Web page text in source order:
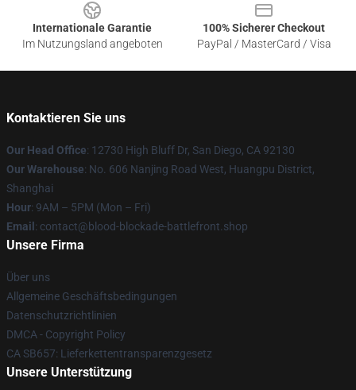
Internationale Garantie
Im Nutzungsland angeboten
100% Sicherer Checkout
PayPal / MasterCard / Visa
Kontaktieren Sie uns
Our Head Office: 12730 High Bluff Dr, San Diego, CA 92130
Our Warehouse: No. 606 Nanjing Road West, Huangpu District,
Shanghai
Hour: 9AM – 5PM (Mon – Fri)
Email : contact@blood-blockade-battlefront.shop
Unsere Firma
Über uns
Allgemeine Geschäftsbedingungen
Datenschutzrichtlinien
DMCA - Copyright Policy
CA SB657: Lieferkettentransparenzgesetz
Unsere Unterstützung